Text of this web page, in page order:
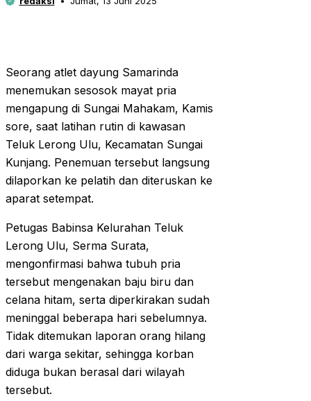
Seorang atlet dayung Samarinda
menemukan sesosok mayat pria
mengapung di Sungai Mahakam, Kamis
sore, saat latihan rutin di kawasan
Teluk Lerong Ulu, Kecamatan Sungai
Kunjang. Penemuan tersebut langsung
dilaporkan ke pelatih dan diteruskan ke
aparat setempat.
Petugas Babinsa Kelurahan Teluk
Lerong Ulu, Serma Surata,
mengonfirmasi bahwa tubuh pria
tersebut mengenakan baju biru dan
celana hitam, serta diperkirakan sudah
meninggal beberapa hari sebelumnya.
Tidak ditemukan laporan orang hilang
dari warga sekitar, sehingga korban
diduga bukan berasal dari wilayah
tersebut.